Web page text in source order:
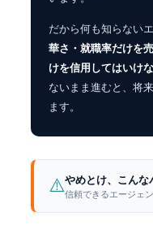
だから何も知らない
華さ・就職率だけを
けを信用してはいけな
ないまま進むと、将
ます。
⚠️やめとけ、こんな
信頼できるエージェ